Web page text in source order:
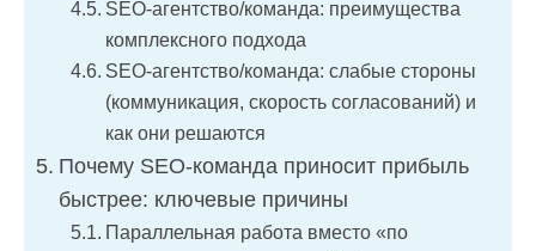
SEO-агентство/команда: преимущества
комплексного подхода
SEO-агентство/команда: слабые стороны
(коммуникация, скорость согласований) и
как они решаются
Почему SEO-команда приносит прибыль
быстрее: ключевые причины
Параллельная работа вместо «по